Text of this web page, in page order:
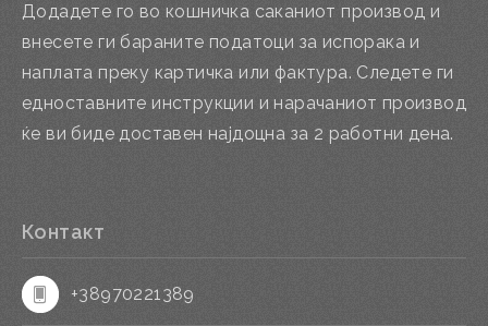
Додадете го во кошничка саканиот производ и
внесете ги бараните податоци за испорака и
наплата преку картичка или фактура. Следете ги
едноставните инструкции и нарачаниот производ
ќе ви биде доставен најдоцна за 2 работни дена.
Контакт
+38970221389